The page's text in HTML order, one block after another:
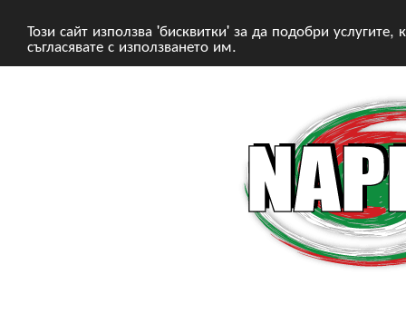
Този сайт използва 'бисквитки' за да подобри
съгласявате с използването им.